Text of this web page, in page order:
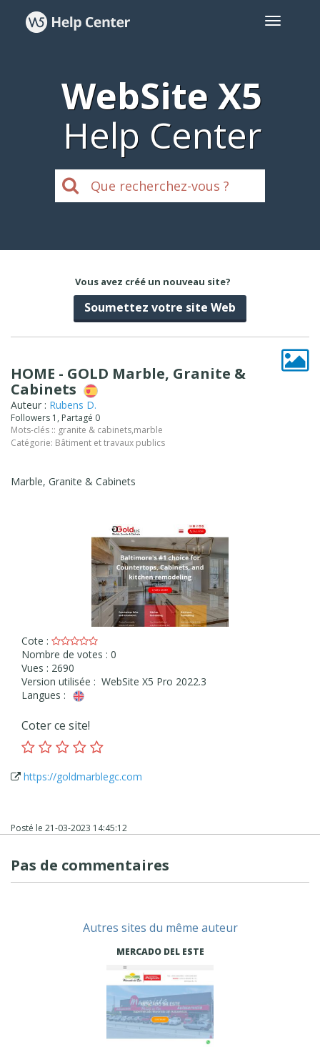
WebSite X5
Help Center
Vous avez créé un nouveau site?
Soumettez votre site Web
HOME - GOLD Marble, Granite &
Cabinets
Auteur : Rubens D.
Followers 1, Partagé 0
Mots-clés :: granite & cabinets,marble
Catégorie: Bâtiment et travaux publics
Marble, Granite & Cabinets
Cote :
Nombre de votes : 0
Vues : 2690
Version utilisée : WebSite X5 Pro 2022.3
Langues :
Coter ce site!
https://goldmarblegc.com
Posté le 21-03-2023 14:45:12
Pas de commentaires
Autres sites du même auteur
MERCADO DEL ESTE